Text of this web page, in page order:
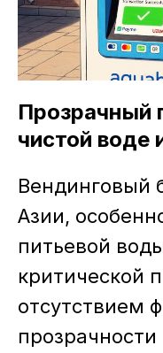
Прозрачный
чистой воде
Вендинговый
Азии,
питьевой
критической
отсутствием